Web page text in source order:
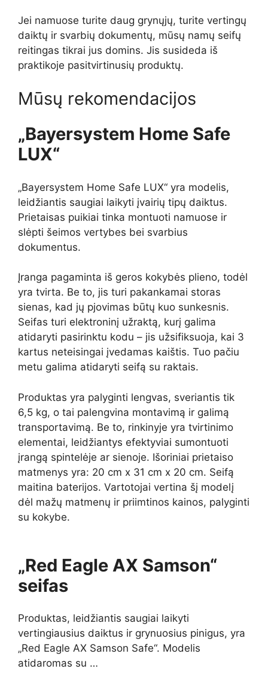
Jei namuose turite daug grynųjų, turite vertingų
daiktų ir svarbių dokumentų, mūsų namų seifų
reitingas tikrai jus domins. Jis susideda iš
praktikoje pasitvirtinusių produktų.
Mūsų rekomendacijos
„Bayersystem Home Safe
LUX“
„Bayersystem Home Safe LUX“ yra modelis,
leidžiantis saugiai laikyti įvairių tipų daiktus.
Prietaisas puikiai tinka montuoti namuose ir
slėpti šeimos vertybes bei svarbius
dokumentus.
Įranga pagaminta iš geros kokybės plieno, todėl
yra tvirta. Be to, jis turi pakankamai storas
sienas, kad jų pjovimas būtų kuo sunkesnis.
Seifas turi elektroninį užraktą, kurį galima
atidaryti pasirinktu kodu – jis užsifiksuoja, kai 3
kartus neteisingai įvedamas kaištis. Tuo pačiu
metu galima atidaryti seifą su raktais.
Produktas yra palyginti lengvas, sveriantis tik
6,5 kg, o tai palengvina montavimą ir galimą
transportavimą. Be to, rinkinyje yra tvirtinimo
elementai, leidžiantys efektyviai sumontuoti
įrangą spintelėje ar sienoje. Išoriniai prietaiso
matmenys yra: 20 cm x 31 cm x 20 cm. Seifą
maitina baterijos. Vartotojai vertina šį modelį
dėl mažų matmenų ir priimtinos kainos, palyginti
su kokybe.
„Red Eagle AX Samson“
seifas
Produktas, leidžiantis saugiai laikyti
vertingiausius daiktus ir grynuosius pinigus, yra
„Red Eagle AX Samson Safe“. Modelis
atidaromas su …